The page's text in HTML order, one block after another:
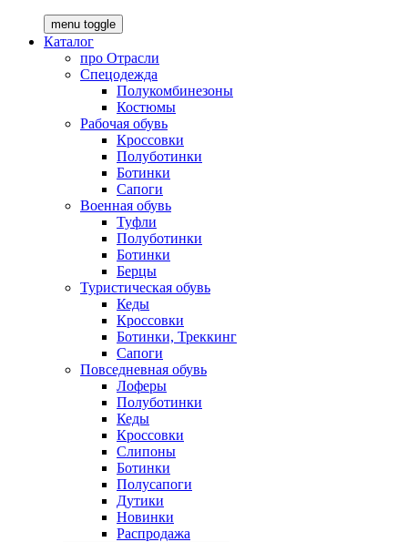
menu toggle
Каталог
про Отрасли
Спецодежда
Полукомбинезоны
Костюмы
Рабочая обувь
Кроссовки
Полуботинки
Ботинки
Сапоги
Военная обувь
Туфли
Полуботинки
Ботинки
Берцы
Туристическая обувь
Кеды
Кроссовки
Ботинки, Треккинг
Сапоги
Повседневная обувь
Лоферы
Полуботинки
Кеды
Кроссовки
Слипоны
Ботинки
Полусапоги
Дутики
Новинки
Распродажа